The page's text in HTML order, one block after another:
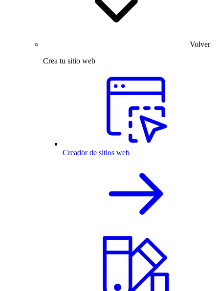
Volver
Crea tu sitio web
Creador de sitios web